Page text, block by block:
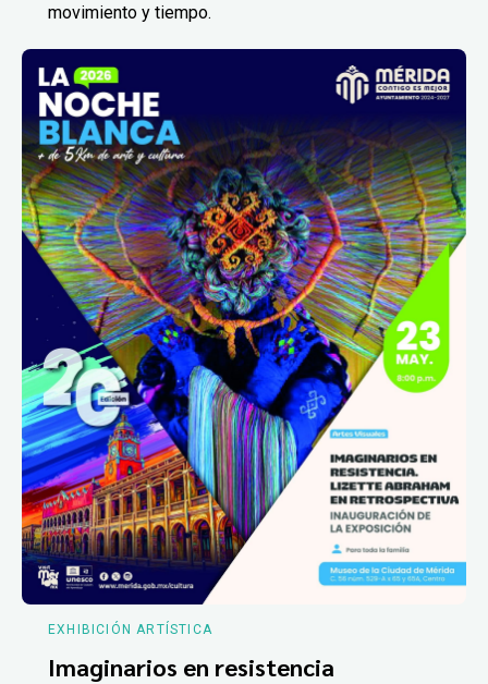
movimiento y tiempo.
EXHIBICIÓN ARTÍSTICA
Imaginarios en resistencia